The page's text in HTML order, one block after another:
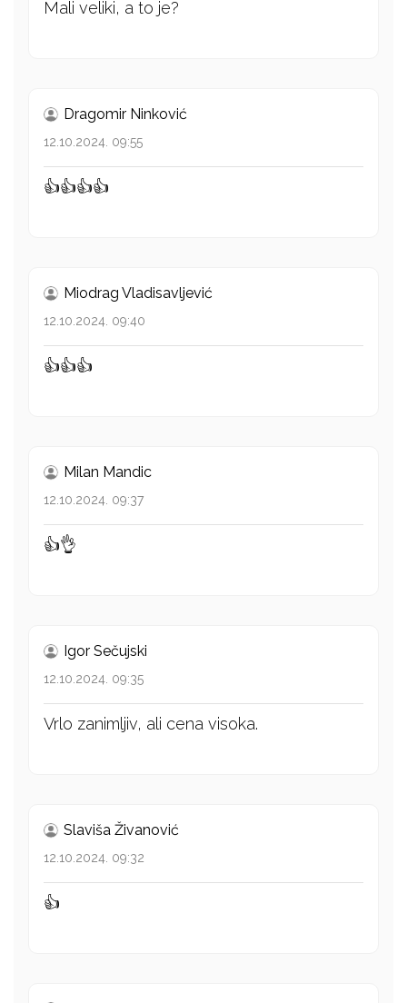
Mali veliki, a to je?
Dragomir Ninković
12.10.2024. 09:55
👍👍👍👍
Miodrag Vladisavljević
12.10.2024. 09:40
👍👍👍
Milan Mandic
12.10.2024. 09:37
👍👌
Igor Sečujski
12.10.2024. 09:35
Vrlo zanimljiv, ali cena visoka.
Slaviša Živanović
12.10.2024. 09:32
👍